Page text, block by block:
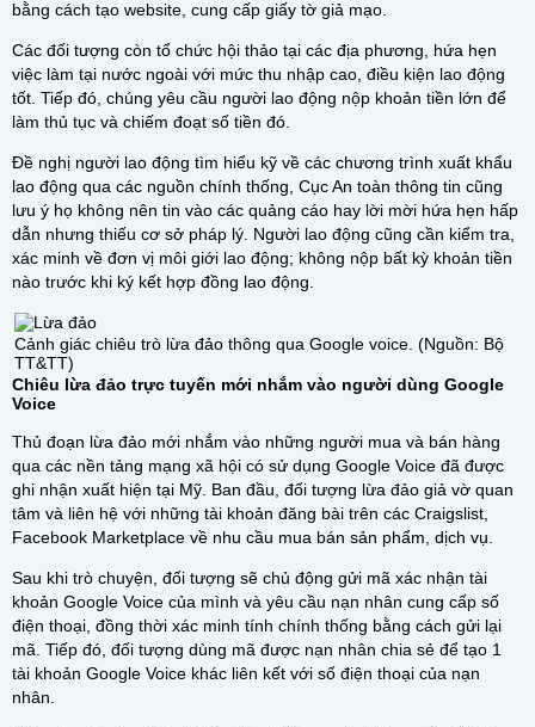
bằng cách tạo website, cung cấp giấy tờ giả mạo.
Các đối tượng còn tổ chức hội thảo tại các địa phương, hứa hẹn
việc làm tại nước ngoài với mức thu nhập cao, điều kiện lao động
tốt. Tiếp đó, chúng yêu cầu người lao động nộp khoản tiền lớn để
làm thủ tục và chiếm đoạt số tiền đó.
Đề nghị người lao động tìm hiểu kỹ về các chương trình xuất khẩu
lao động qua các nguồn chính thống, Cục An toàn thông tin cũng
lưu ý họ không nên tin vào các quảng cáo hay lời mời hứa hẹn hấp
dẫn nhưng thiếu cơ sở pháp lý. Người lao động cũng cần kiểm tra,
xác minh về đơn vị môi giới lao động; không nộp bất kỳ khoản tiền
nào trước khi ký kết hợp đồng lao động.
Cảnh giác chiêu trò lừa đảo thông qua Google voice. (Nguồn: Bộ
TT&TT)
Chiêu lừa đảo trực tuyến mới nhắm vào người dùng Google
Voice
Thủ đoạn lừa đảo mới nhắm vào những người mua và bán hàng
qua các nền tảng mạng xã hội có sử dụng Google Voice đã được
ghi nhận xuất hiện tại Mỹ. Ban đầu, đối tượng lừa đảo giả vờ quan
tâm và liên hệ với những tài khoản đăng bài trên các Craigslist,
Facebook Marketplace về nhu cầu mua bán sản phẩm, dịch vụ.
Sau khi trò chuyện, đối tượng sẽ chủ động gửi mã xác nhận tài
khoản Google Voice của mình và yêu cầu nạn nhân cung cấp số
điện thoại, đồng thời xác minh tính chính thống bằng cách gửi lại
mã. Tiếp đó, đối tượng dùng mã được nạn nhân chia sẻ để tạo 1
tài khoản Google Voice khác liên kết với số điện thoại của nạn
nhân.